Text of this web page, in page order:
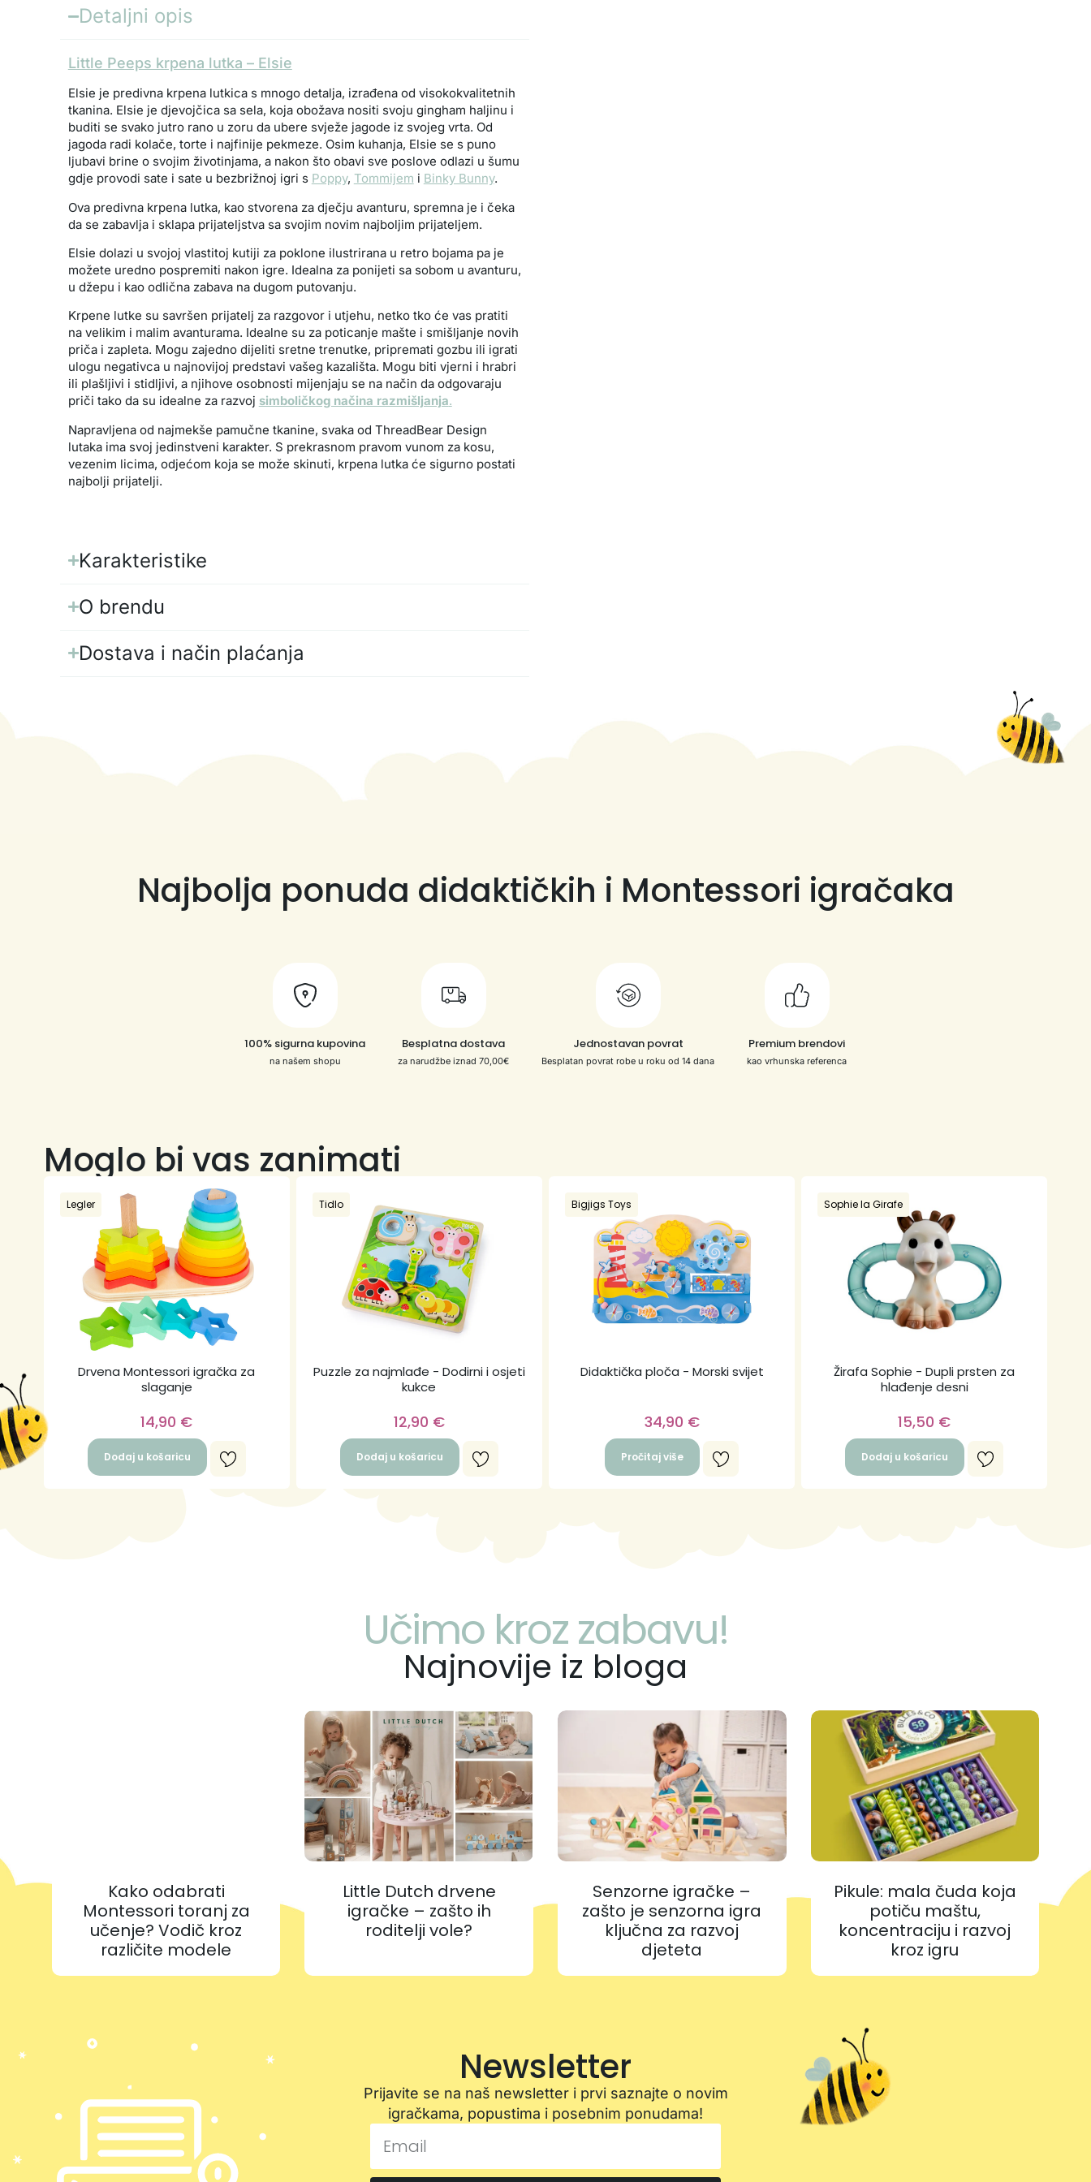
Detaljni opis
Little Peeps krpena lutka – Elsie
Elsie je predivna krpena lutkica s mnogo detalja, izrađena od visokokvalitetnih
tkanina. Elsie je djevojčica sa sela, koja obožava nositi svoju gingham haljinu i
buditi se svako jutro rano u zoru da ubere svježe jagode iz svojeg vrta. Od
jagoda radi kolače, torte i najfinije pekmeze. Osim kuhanja, Elsie se s puno
ljubavi brine o svojim životinjama, a nakon što obavi sve poslove odlazi u šumu
gdje provodi sate i sate u bezbrižnoj igri s Poppy, Tommijem i Binky Bunny.
Ova predivna krpena lutka, kao stvorena za dječju avanturu, spremna je i čeka
da se zabavlja i sklapa prijateljstva sa svojim novim najboljim prijateljem.
Elsie dolazi u svojoj vlastitoj kutiji za poklone ilustrirana u retro bojama pa je
možete uredno pospremiti nakon igre. Idealna za ponijeti sa sobom u avanturu,
u džepu i kao odlična zabava na dugom putovanju.
Krpene lutke su savršen prijatelj za razgovor i utjehu, netko tko će vas pratiti
na velikim i malim avanturama. Idealne su za poticanje mašte i smišljanje novih
priča i zapleta. Mogu zajedno dijeliti sretne trenutke, pripremati gozbu ili igrati
ulogu negativca u najnovijoj predstavi vašeg kazališta. Mogu biti vjerni i hrabri
ili plašljivi i stidljivi, a njihove osobnosti mijenjaju se na način da odgovaraju
priči tako da su idealne za razvoj simboličkog načina razmišljanja.
Napravljena od najmekše pamučne tkanine, svaka od ThreadBear Design
lutaka ima svoj jedinstveni karakter. S prekrasnom pravom vunom za kosu,
vezenim licima, odjećom koja se može skinuti, krpena lutka će sigurno postati
najbolji prijatelji.
Karakteristike
O brendu
Dostava i način plaćanja
Najbolja ponuda didaktičkih i Montessori igračaka
100% sigurna kupovina
na našem shopu
Besplatna dostava
za narudžbe iznad 70,00€
Jednostavan povrat
Besplatan povrat robe u roku od 14 dana
Premium brendovi
kao vrhunska referenca
Moglo bi vas zanimati
Drvena Montessori igračka za
slaganje
Legler
14,90 €
Dodaj u košaricu
Puzzle za najmlađe - Dodirni i osjeti
kukce
Tidlo
12,90 €
Dodaj u košaricu
Didaktička ploča - Morski svijet
Bigjigs Toys
34,90 €
Pročitaj više
Žirafa Sophie - Dupli prsten za
hlađenje desni
Sophie la Girafe
15,50 €
Dodaj u košaricu
Učimo kroz zabavu!
Najnovije iz bloga
Kako odabrati
Montessori toranj za
učenje? Vodič kroz
različite modele
Little Dutch drvene
igračke – zašto ih
roditelji vole?
Senzorne igračke –
zašto je senzorna igra
ključna za razvoj
djeteta
Pikule: mala čuda koja
potiču maštu,
koncentraciju i razvoj
kroz igru
Newsletter
Prijavite se na naš newsletter i prvi saznajte o novim
igračkama, popustima i posebnim ponudama!